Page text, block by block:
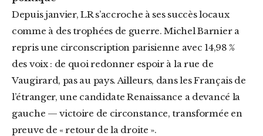
Depuis janvier, LR s’accroche à ses succès locaux
comme à des trophées de guerre. Michel Barnier a
repris une circonscription parisienne avec 14,98 %
des voix : de quoi redonner espoir à la rue de
Vaugirard, pas au pays. Ailleurs, dans les Français de
l’étranger, une candidate Renaissance a devancé la
gauche — victoire de circonstance, transformée en
preuve de « retour de la droite ».